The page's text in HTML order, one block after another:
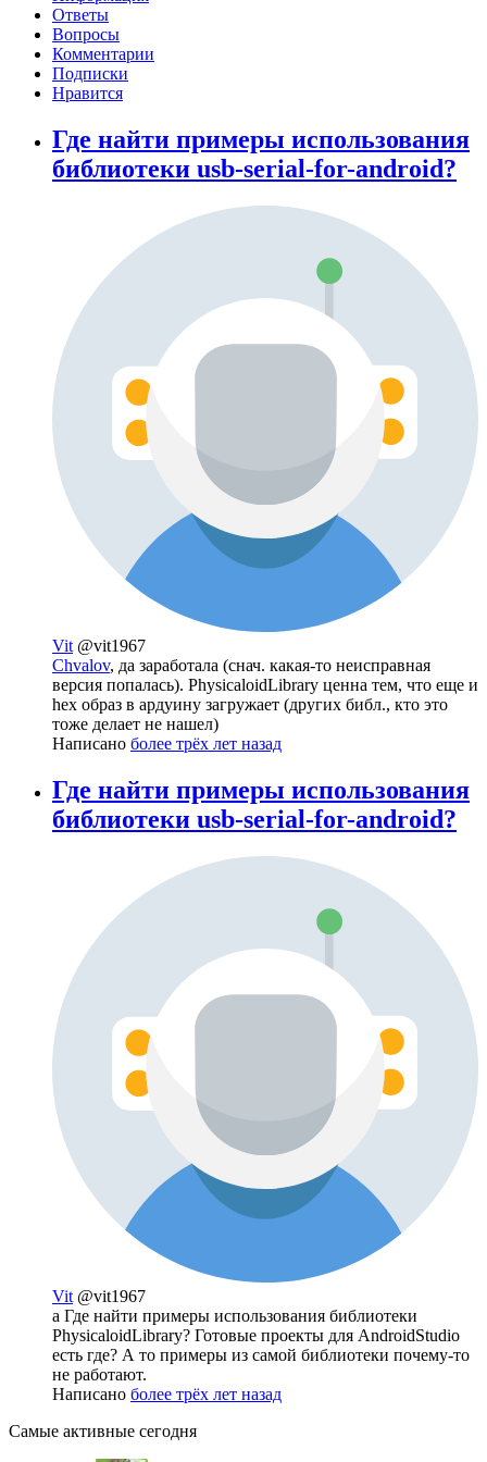
Ответы
Вопросы
Комментарии
Подписки
Нравится
Где найти примеры использования
библиотеки usb-serial-for-android?
Vit @vit1967
Chvalov, да заработала (снач. какая-то неисправная
версия попалась). PhysicaloidLibrary ценна тем, что еще и
hex образ в ардуину загружает (других библ., кто это
тоже делает не нашел)
Написано более трёх лет назад
Где найти примеры использования
библиотеки usb-serial-for-android?
Vit @vit1967
а Где найти примеры использования библиотеки
PhysicaloidLibrary? Готовые проекты для AndroidStudio
есть где? А то примеры из самой библиотеки почему-то
не работают.
Написано более трёх лет назад
Самые активные сегодня